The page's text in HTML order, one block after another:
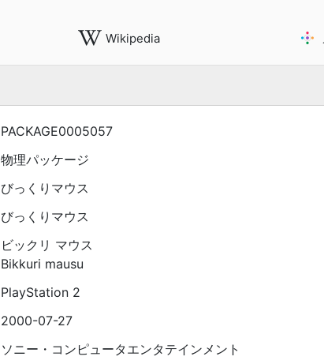
Wikipedia
PACKAGE0005057
物理パッケージ
びっくりマウス
びっくりマウス
ビックリ マウス
Bikkuri mausu
PlayStation 2
2000-07-27
ソニー・コンピュータエンタテインメント